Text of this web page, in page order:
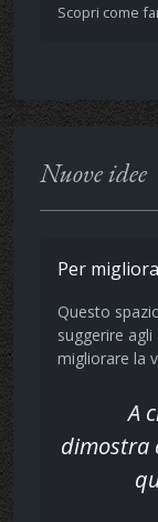
Scopri come
Nuove idee
Per
Questo
suggerire
migliorare la
A
dimostra